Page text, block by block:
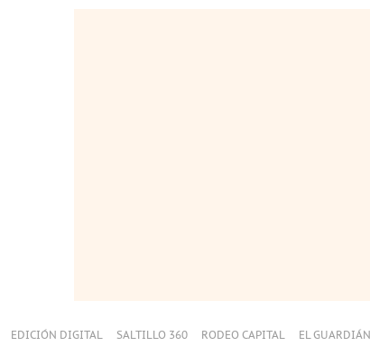
EDICIÓN DIGITAL SALTILLO 360 RODEO CAPITAL EL GUARDIÁN